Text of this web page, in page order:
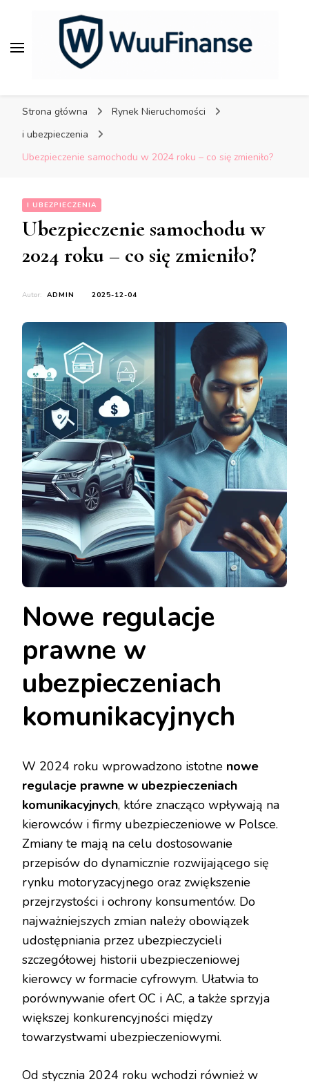
porady dla bezpiecznych
finansów.
porady dla bezpiecznych
Strona główna
Rynek Nieruchomości
i ubezpieczenia
Ubezpieczenie samochodu w 2024 roku – co się zmieniło?
I UBEZPIECZENIA
Ubezpieczenie samochodu w
2024 roku – co się zmieniło?
Autor: ADMIN 2025-12-04
Nowe regulacje
prawne w
ubezpieczeniach
komunikacyjnych
W 2024 roku wprowadzono istotne nowe
regulacje prawne w ubezpieczeniach
komunikacyjnych, które znacząco wpływają na
kierowców i firmy ubezpieczeniowe w Polsce.
Zmiany te mają na celu dostosowanie
przepisów do dynamicznie rozwijającego się
rynku motoryzacyjnego oraz zwiększenie
przejrzystości i ochrony konsumentów. Do
najważniejszych zmian należy obowiązek
udostępniania przez ubezpieczycieli
szczegółowej historii ubezpieczeniowej
kierowcy w formacie cyfrowym. Ułatwia to
porównywanie ofert OC i AC, a także sprzyja
większej konkurencyjności między
towarzystwami ubezpieczeniowymi.
Od stycznia 2024 roku wchodzi również w